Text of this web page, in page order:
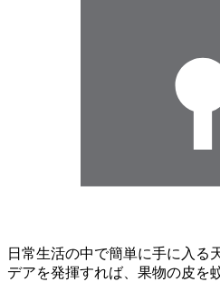
日常生活の中で簡単に手に入る
デアを発揮すれば、果物の皮を